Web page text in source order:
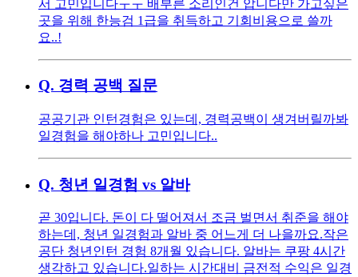
서 고민입니다ㅜㅜ 배부른 소리인건 압니다만 가고싶은
곳을 위해 한능검 1급을 취득하고 기회비용으로 쓸까
요..!
Q. 경력 공백 질문
공공기관 인턴경험은 있는데, 경력공백이 생겨버릴까봐
일경험을 해야하나 고민입니다..
Q. 청년 일경험 vs 알바
곧 30입니다. 돈이 다 떨어져서 조금 벌면서 취준을 해야
하는데, 청년 일경험과 알바 중 어느게 더 나을까요. ​ 작은
공단 청년인턴 경험 8개월 있습니다. 알바는 쿠팡 4시간
생각하고 있습니다. ​ 일하는 시간대비 금전적 수익은 일경